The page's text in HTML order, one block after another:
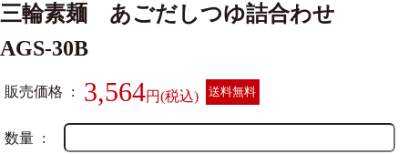
三輪素麺 あごだしつゆ詰合わせ
AGS-30B
販売価格 3,564 送料無料
数量